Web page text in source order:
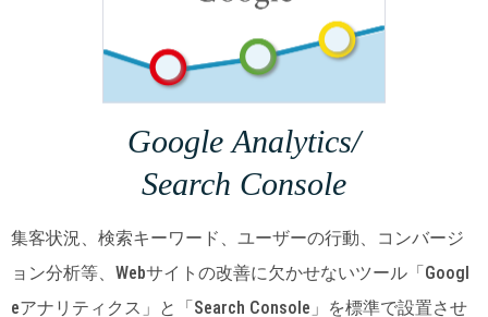
Google Analytics/
Search Console
集客状況、検索キーワード、ユーザーの行動、コンバージ
ョン分析等、Webサイトの改善に欠かせないツール「Googl
eアナリティクス」と「Search Console」を標準で設置させ